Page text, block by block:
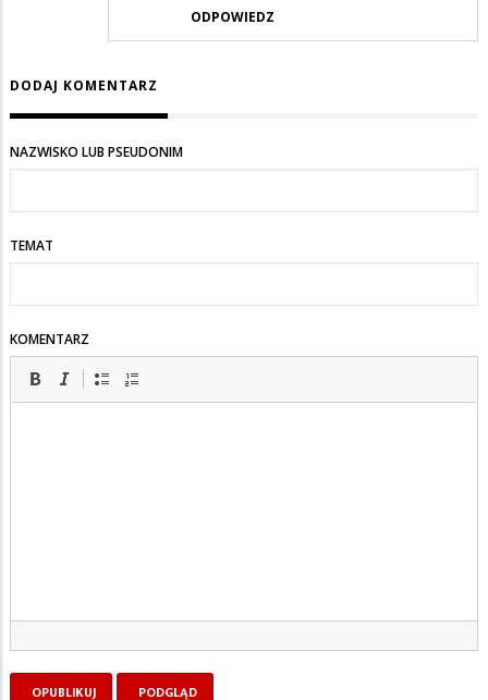
ODPOWIEDZ
DODAJ KOMENTARZ
NAZWISKO LUB PSEUDONIM
TEMAT
KOMENTARZ